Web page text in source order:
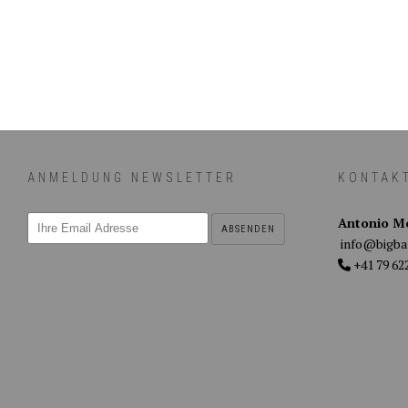
ANMELDUNG NEWSLETTER KONTAKT
Antonio
+41 79